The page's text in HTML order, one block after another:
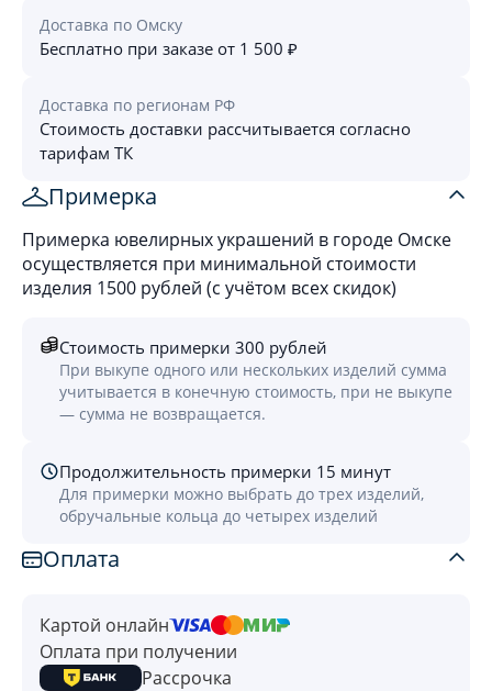
Доставка по Омску
Бесплатно при заказе от 1 500 ₽
Доставка по регионам РФ
Стоимость доставки рассчитывается согласно
тарифам ТК
Примерка
Примерка ювелирных украшений в городе Омске
осуществляется при минимальной стоимости
изделия 1500 рублей (с учётом всех скидок)
Стоимость примерки 300 рублей
При выкупе одного или нескольких изделий сумма
учитывается в конечную стоимость, при не выкупе
— сумма не возвращается.
Продолжительность примерки 15 минут
Для примерки можно выбрать до трех изделий,
обручальные кольца до четырех изделий
Оплата
Картой онлайн
Оплата при получении
Рассрочка